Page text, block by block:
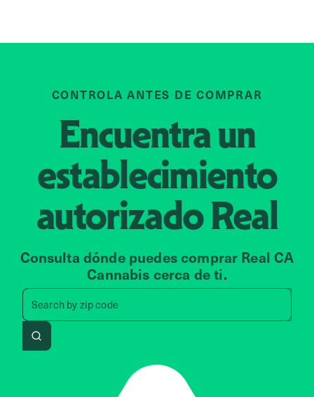
CONTROLA ANTES DE COMPRAR
Encuentra un
establecimiento
autorizadoReal
Consulta dónde puedes comprar Real CA
Cannabis cerca de ti.
Search byzip code
Search by zip code, address,
Search